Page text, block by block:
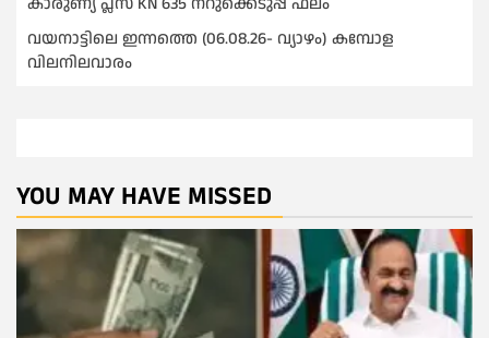
വയനാട്ടിലെ ഇന്നത്തെ (06.08.26- വ്യാഴം) കമ്പോള
വിലനിലവാരം
YOU MAY HAVE MISSED